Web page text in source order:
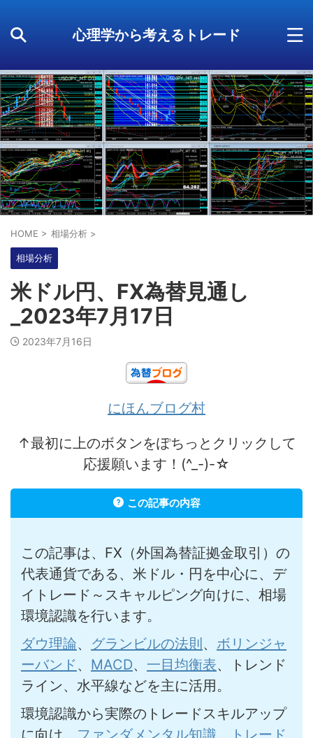
心理学から考えるトレード
HOME > 相場分析 >
相場分析
米ドル円、FX為替見通し
_2023年7月17日
2023年7月16日
にほんブログ村
↑最初に上のボタンをぽちっとクリックして
応援願います！(^_-)-☆
この記事の内容
この記事は、FX（外国為替証拠金取引）の
代表通貨である、米ドル・円を中心に、デ
イトレード～スキャルピング向けに、相場
環境認識を行います。
ダウ理論、 グランビルの法則 、 ボリンジャ
ーバンド、 MACD、 一目均衡表、トレンド
ライン、水平線などを主に活用。
環境認識から実際のトレードスキルアップ
に向け、 ファンダメンタル知識、
トレード